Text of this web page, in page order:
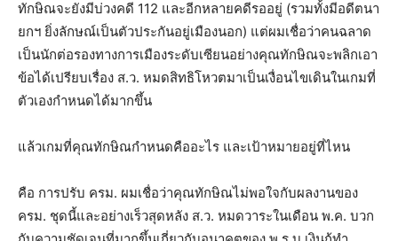
ทักษิณจะยังมีบ่วงคดี 112 และอีกหลายคดีรออยู่ (รวมทั้งมีอดีตนา
ยกฯ ยิ่งลักษณ์เป็นตัวประกันอยู่เมืองนอก) แต่ผมเชื่อว่าคนฉลาด
เป็นนักต่อรองทางการเมืองระดับเซียนอย่างคุณทักษิณจะพลิกเอา
ข้อได้เปรียบเรื่อง ส.ว. หมดสิทธิโหวตมาเป็นเงื่อนไขเดินในเกมที่
ตัวเองกำหนดได้มากขึ้น
แล้วเกมที่คุณทักษิณกำหนดคืออะไร และเป้าหมายอยู่ที่ไหน
คือ การปรับ ครม. ผมเชื่อว่าคุณทักษิณไม่พอใจกับผลงานของ
ครม. ชุดนี้และอย่างเร็วสุดหลัง ส.ว. หมดวาระในเดือน พ.ค. บวก